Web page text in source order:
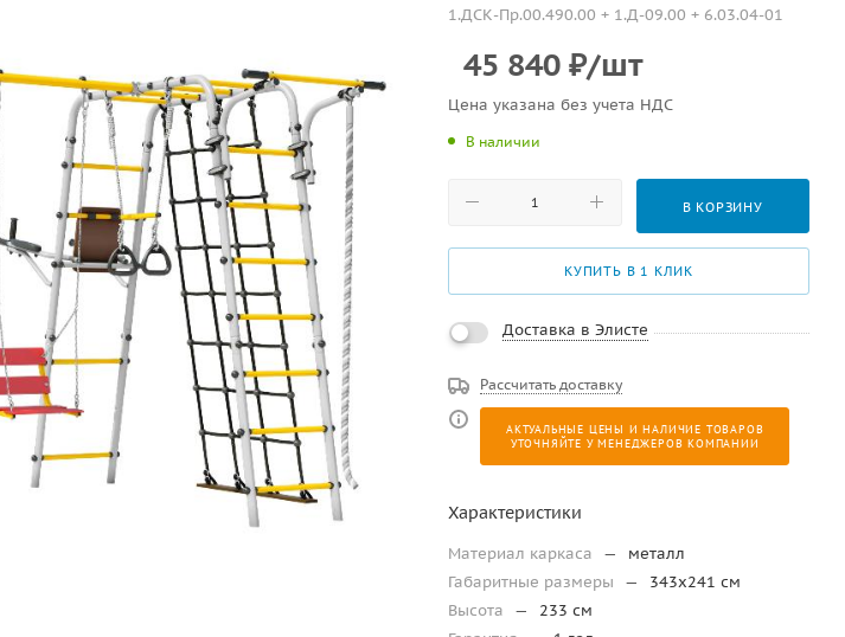
1.ДСК-Пр.00.490.00 + 1.Д-09.00 + 6.03.04-01
45 840 ₽/шт
Цена указана без учета НДС
В наличии
В КОРЗИНУ
КУПИТЬ В 1 КЛИК
Доставка в Элисте
Рассчитать доставку
АКТУАЛЬНЫЕ ЦЕНЫ И НАЛИЧИЕ ТОВАРОВ
УТОЧНЯЙТЕ У МЕНЕДЖЕРОВ КОМПАНИИ
Характеристики
Материал каркаса —
металл
Габаритные размеры
—
343х241 см
Высота
—
233 см